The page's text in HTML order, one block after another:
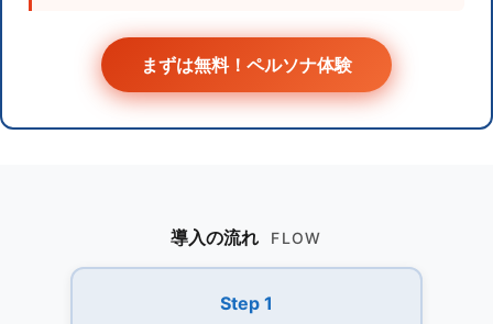
まずは無料！ペルソナ体験
導入の流れ FLOW
Step 1